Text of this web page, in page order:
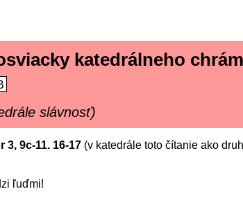
katedrálneho
slávnosť)
3, 9c-11. 16-17 (v katedrále toto čítanie ako
ľuďmi!